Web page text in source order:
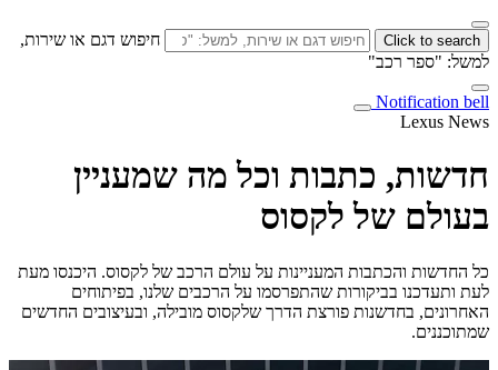
Click to search
חיפוש דגם או שירות,
למשל: "ספר רכב"
Notification bell
Lexus News
חדשות, כתבות וכל מה שמעניין
בעולם של לקסוס
כל החדשות והכתבות המעניינות על עולם הרכב של לקסוס. היכנסו מעת
לעת ותעדכנו בביקורות שהתפרסמו על הרכבים שלנו, בפיתוחים
האחרונים, בחדשנות פורצת הדרך שלקסוס מובילה, ובעיצובים החדשים
שמתוכננים.